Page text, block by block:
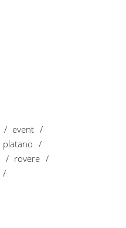
event
platano
rovere